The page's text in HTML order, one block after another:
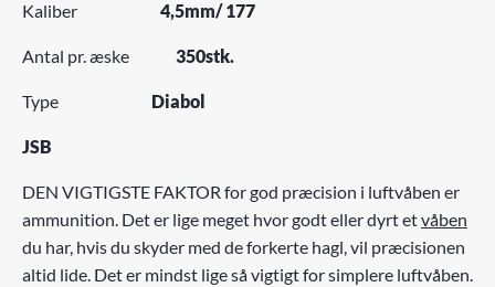
Kaliber 4,5mm/ 177
Antal pr. æske 350stk.
Type Diabol
JSB
DEN VIGTIGSTE FAKTOR for god præcision i luftvåben er
ammunition. Det er lige meget hvor godt eller dyrt etvåben
du har, hvis du skyder med de forkerte hagl, vil præcisionen
altid lide. Det er mindst lige så vigtigt for simplere luftvåben.